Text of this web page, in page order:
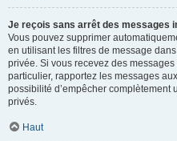
Je reçois sans arrêt des messages
Vous pouvez supprimer
en utilisant les filtres de message
privée. Si vous recevez des
particulier, rapportez les messages
possibilité d’empêcher complètement
privés.
Haut